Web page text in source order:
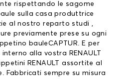
rispettando le sagome
sulla casa produttrice
al nostro reparto studi ,
previamente prese su ogni
bauleCAPTUR. E per
alla vostra RENAULT
RENAULTassortite al
Fabbricati sempre su misura